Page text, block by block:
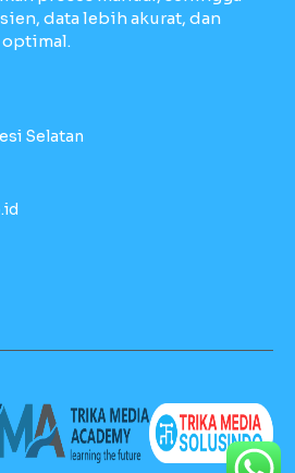
data lebih akurat, dan
optimal.
Selatan